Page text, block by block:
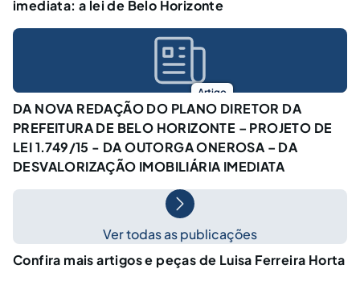
imediata: a lei de Belo Horizonte
Artigo
DA NOVA REDAÇÃO DO PLANO DIRETOR DA
PREFEITURA DE BELO HORIZONTE – PROJETO DE
LEI 1.749/15 - DA OUTORGA ONEROSA – DA
DESVALORIZAÇÃO IMOBILIÁRIA IMEDIATA
Ver todas as publicações
Confira mais artigos e peças de Luisa Ferreira Horta